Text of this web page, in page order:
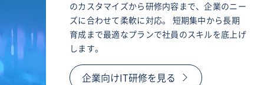
のカスタマイズから研修内容まで、企業のニー
ズに合わせて柔軟に対応。 短期集中から長期
育成まで最適なプランで社員のスキルを底上げ
します。
企業向けIT研修を見る